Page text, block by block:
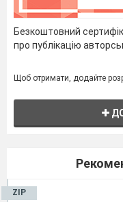
Безкоштовний
про публікацію
Щоб отримати, додайте
ZIP